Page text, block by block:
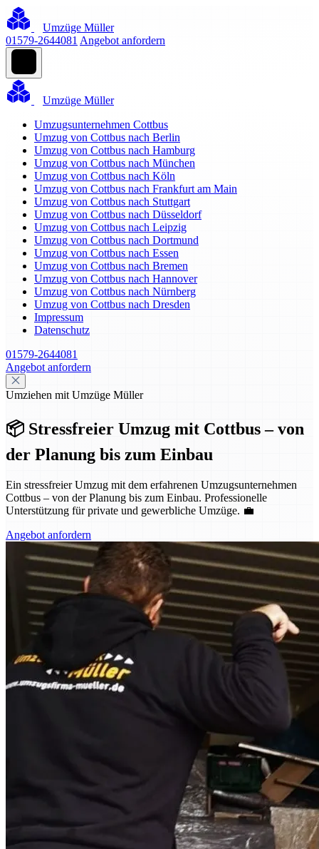
Umzüge Müller
01579-2644081 Angebot anfordern
Umzüge Müller
Umzugsunternehmen Cottbus
Umzug von Cottbus nach Berlin
Umzug von Cottbus nach Hamburg
Umzug von Cottbus nach München
Umzug von Cottbus nach Köln
Umzug von Cottbus nach Frankfurt am Main
Umzug von Cottbus nach Stuttgart
Umzug von Cottbus nach Düsseldorf
Umzug von Cottbus nach Leipzig
Umzug von Cottbus nach Dortmund
Umzug von Cottbus nach Essen
Umzug von Cottbus nach Bremen
Umzug von Cottbus nach Hannover
Umzug von Cottbus nach Nürnberg
Umzug von Cottbus nach Dresden
Impressum
Datenschutz
01579-2644081
Angebot anfordern
Umziehen mit Umzüge Müller
📦 Stressfreier Umzug mit Cottbus – von
der Planung bis zum Einbau
Ein stressfreier Umzug mit dem erfahrenen Umzugsunternehmen
Cottbus – von der Planung bis zum Einbau. Professionelle
Unterstützung für private und gewerbliche Umzüge. 💼
Angebot anfordern